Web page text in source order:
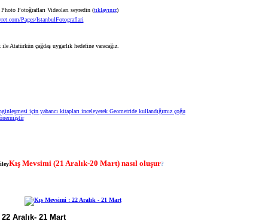
Fotoğrafları Videoları seyredin (tıklayınız)
Pages/IstanbulFotograflari
Kış Mevsimi (21 Aralık-20 Mart) nasıl oluşur?